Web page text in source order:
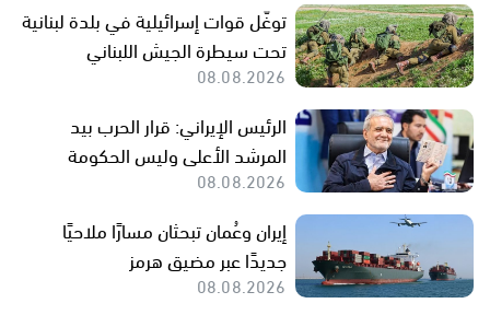
توغّل قوات إسرائيلية في بلدة لبنانية
تحت سيطرة الجيش اللبناني
08.08.2026
الرئيس الإيراني: قرار الحرب بيد
المرشد الأعلى وليس الحكومة
08.08.2026
إيران وعُمان تبحثان مسارًا ملاحيًا
جديدًا عبر مضيق هرمز
08.08.2026